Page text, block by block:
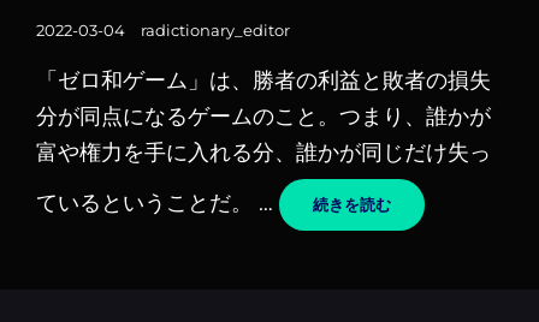
ン
投
2022-03-04 radictionary_editor
「ゼロ和ゲーム」は、勝者の利益と敗者の損失
分が同点になるゲームのこと。つまり、誰かが
富や権力を手に入れる分、誰かが同じだけ失っ
ているということだ。 …
続きを読むZERO
SUM